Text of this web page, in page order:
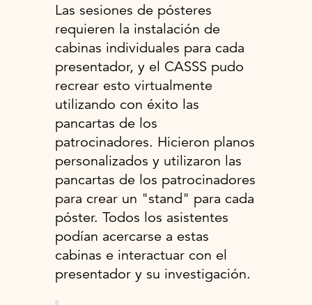
Las sesiones de pósteres
requieren la instalación de
cabinas individuales para cada
presentador, y el CASSS pudo
recrear esto virtualmente
utilizando con éxito las
pancartas de los
patrocinadores. Hicieron planos
personalizados y utilizaron las
pancartas de los patrocinadores
para crear un "stand" para cada
póster. Todos los asistentes
podían acercarse a estas
cabinas e interactuar con el
presentador y su investigación.